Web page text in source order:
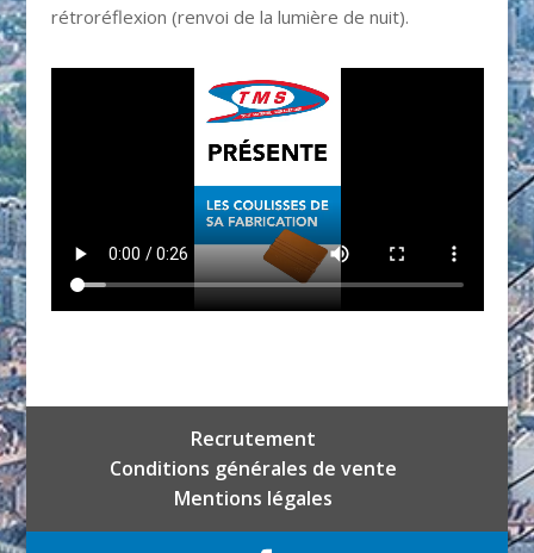
rétroréflexion (renvoi de la lumière de nuit).
Recrutement
Conditions générales de vente
Mentions légales